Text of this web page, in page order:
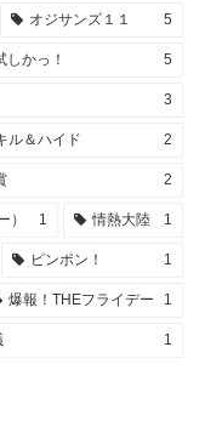
オジサンズ１１ 5
かっ！ 5
3
ル＆ハイド 2
2
） 1 情熱大陸 1
ピンポン！ 1
爆報！THEフライデー 1
1